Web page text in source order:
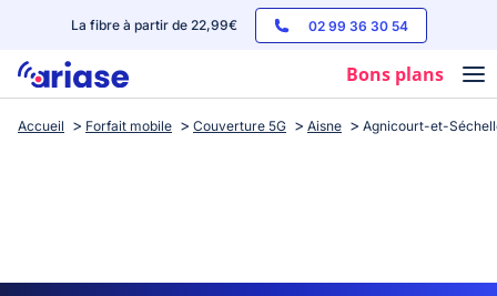
La fibre à partir de 22,99€ 02 99 36 30 54
Bons plans
Box internet
Streaming
Accueil Forfait mobile Couverture 5G Aisne Agnicourt-et-